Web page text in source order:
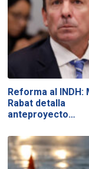
Reforma al INDH:
Rabat detalla
anteproyecto…